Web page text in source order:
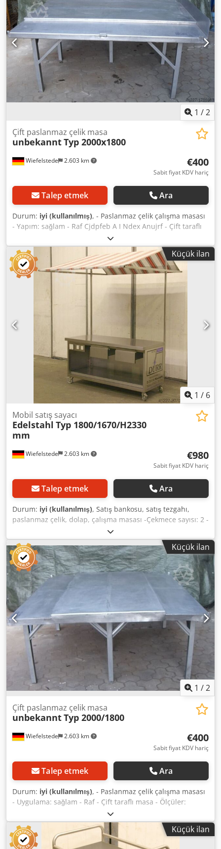
1 /2
Wiefelstede 2.603 km
Çift paslanmaz çelik masa
unbekanntTyp 2000x1800
€400
Sabit fiyat KDV hariç
Talep etmek Ara
Durum: iyi (kullanılmış), - Paslanmaz çelik çalışma masası
- Yapım: sağlam - Raf Cjdpfeb A I Ndex Anujrf - Çift taraflı
masa - Ölçüler: 2000/1800/H810 mm - Ağırlık: 117 kg
Küçük ilan
1 / 6
Wiefelstede 2.603 km
Mobil satış sayacı
Edelstahl Typ 1800/1670/H2330
mm
€980
Sabit fiyat KDV hariç
Talep etmek Ara
Durum: iyi (kullanılmış), Satış bankosu, satış tezgahı,
paslanmaz çelik, dolap, çalışma masası -Çekmece sayısı: 2 -
Masa ölçüleri: 700/1600/Y830 mm -Çatı ölçüleri:
1800/1670/Y2330 mm -Tasarım: sağlam -Taşıma ölçüleri:
2060/730/Y870 mm -Ağırlık: 120 kg Csdpfx Aob Uhnionuorf
Küçük ilan
1 /2
Wiefelstede 2.603 km
Çift paslanmaz çelik masa
unbekanntTyp 2000/1800
€400
Sabit fiyat KDV hariç
Talep etmek Ara
Durum: iyi (kullanılmış), - Paslanmaz çelik çalışma masası
- Uygulama: sağlam - Raf - Çift taraflı masa - Ölçüler:
2000/1800/Y800 mm - Ağırlık: 100 kg Crodob A I Ncjpfx
Anuof
Küçük ilan